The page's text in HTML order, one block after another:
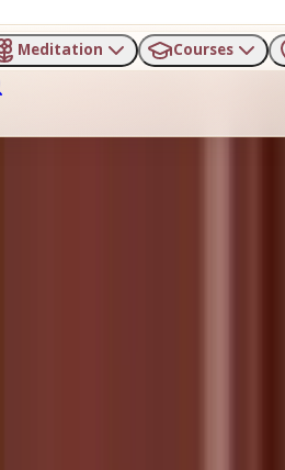
Meditation Courses